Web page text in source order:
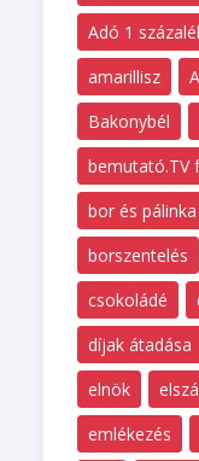
Adó 1
amarillisz
Bakonybél
bemutató.TV
bor és
borszentelés
csokoládé
díjak átadása
elnök
emlékezés